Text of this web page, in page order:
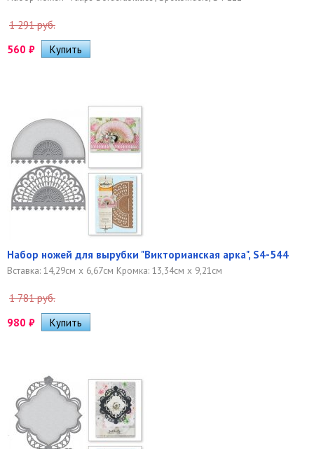
1 291 руб.
560 ₽
Набор ножей для вырубки "Викторианская арка", S4-544
Вставка: 14,29см x 6,67см Кромка: 13,34см x 9,21см
1 781 руб.
980 ₽